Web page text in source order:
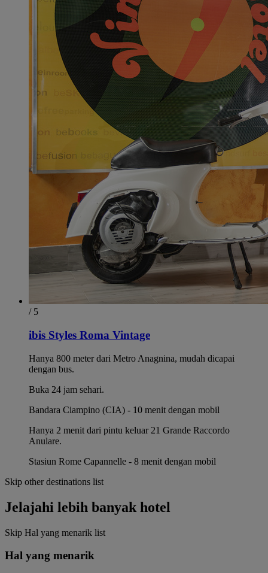
/ 5
ibis Styles Roma Vintage
Hanya 800 meter dari Metro Anagnina, mudah dicapai
dengan bus.
Buka 24 jam sehari.
Bandara Ciampino (CIA) - 10 menit dengan mobil
Hanya 2 menit dari pintu keluar 21 Grande Raccordo
Anulare.
Stasiun Rome Capannelle - 8 menit dengan mobil
Skip other destinations list
Jelajahi lebih banyak hotel
Skip Hal yang menarik list
Hal yang menarik